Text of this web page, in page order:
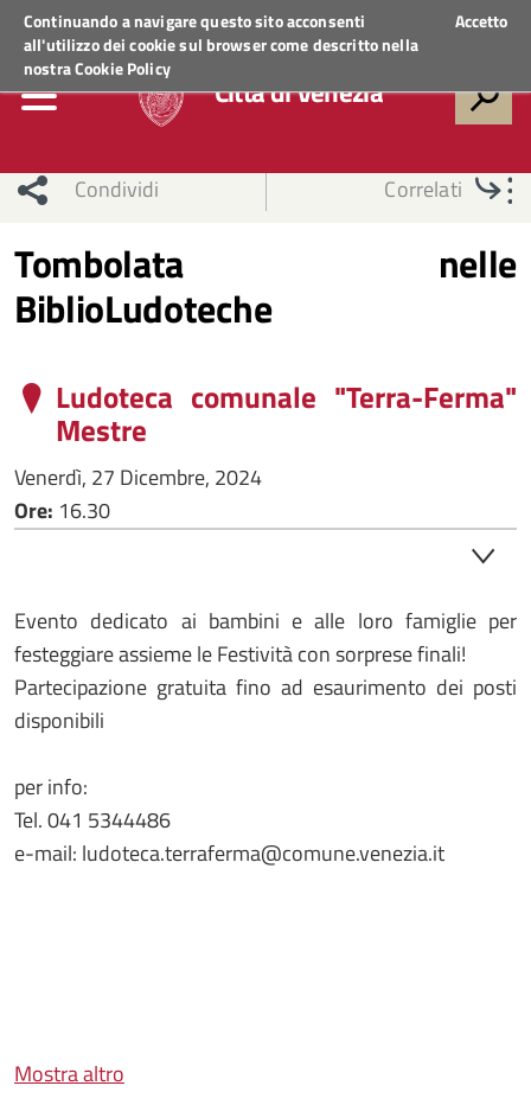
Continuando a navigare questo sito acconsenti
all'utilizzo dei cookie sul browser come descritto nella
nostraCookie Policy
Accetto
Regione VenetoACCEDI AI SERVIZI
Città di Venezia
Condividi Correlati
Tombolata nelle
BiblioLudoteche
Ludoteca comunale "Terra-Ferma"
Mestre
Venerdì, 27 Dicembre, 2024
Ore: 16.30
Evento dedicato ai bambini e alle loro famiglie per
festeggiare assieme le Festività con sorprese finali!
Partecipazione gratuita fino ad esaurimento dei posti
disponibili
per info:
Tel. 041 5344486
e-mail: ludoteca.terraferma@comune.venezia.it
Mostra altro